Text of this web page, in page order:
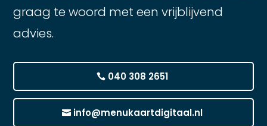
graag te woord met een vrijblijvend
advies.
040 308 2651
info@menukaartdigitaal.nl